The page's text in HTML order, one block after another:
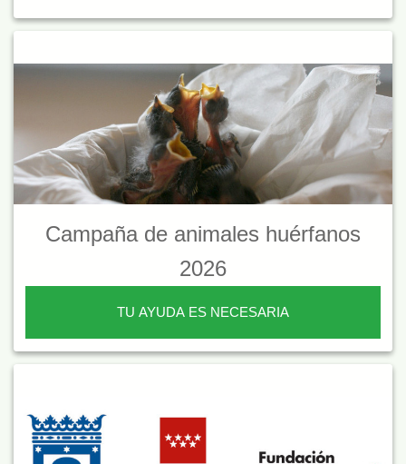
Campaña de animales huérfanos
2026
TU AYUDA ES NECESARIA